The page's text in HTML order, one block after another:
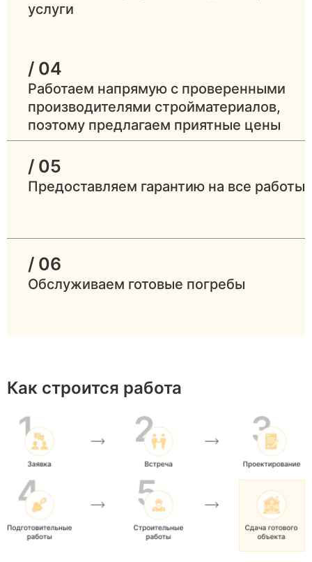
услуги
/ 04
Работаем напрямую с проверенными
производителями стройматериалов,
поэтому предлагаем приятные цены
/ 05
Предоставляем гарантию на все работы
/ 06
Обслуживаем готовые погребы
Как строится работа